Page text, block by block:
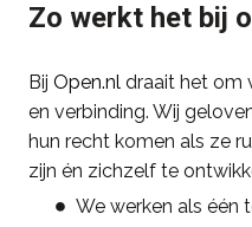
Zo werkt het bij
Bij Open.nl draait het om
en verbinding. Wij
hun recht komen als ze
zijn én zichzelf te
We werken als één